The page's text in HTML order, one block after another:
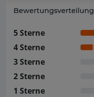
Bewertungsverteilung
5 Sterne
4 Sterne
3 Sterne
2 Sterne
1 Sterne